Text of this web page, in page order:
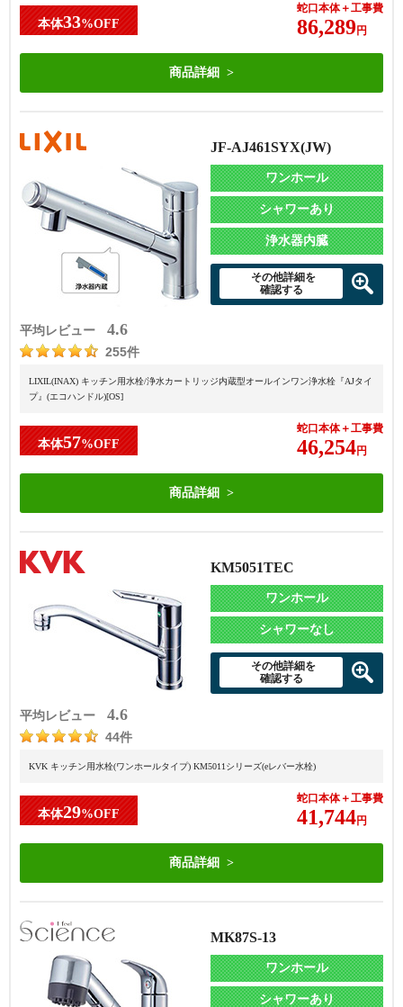
本体33%OFF
蛇口本体＋工事費
86,289円
商品詳細
平均レビュー 4.6
255件
JF-AJ461SYX(JW)
ワンホール
シャワーあり
浄水器内臓
その他詳細を
確認する
LIXIL(INAX) キッチン用水栓/浄水カートリッジ内蔵型オールインワン浄水栓『AJタイ
プ』(エコハンドル)[OS]
本体57%OFF
蛇口本体＋工事費
46,254円
商品詳細
平均レビュー 4.6
44件
KM5051TEC
ワンホール
シャワーなし
その他詳細を
確認する
KVK キッチン用水栓(ワンホールタイプ) KM5011シリーズ(eレバー水栓)
本体29%OFF
蛇口本体＋工事費
41,744円
商品詳細
MK87S-13
ワンホール
シャワーあり